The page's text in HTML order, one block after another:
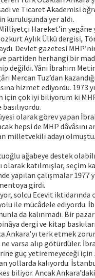
ve Ticaret Akademisi
kuruluşunda yer aldı.
Hareket’in yegâne
Aylık Ülkü dergisi,
Devlet gazetesi
partiden herhangi bir
değildi. Yâni İbrahim
Mercan Tuz’dan
hizmet ediyordu. 1973
çok iyi biliyorum ki
olarak görev yapan
hepsi de MHP dâvâsını
milletvekili adayı
ağabeye destek
katılmışlar, seçim
yapılan çalışmalar 1977
girdi.
solcu Ecevit
ile mücâdele ediyordu.
da kalınmadı. Bir
dergi ve kitap
terk etmek
varsa alıp götürdüler.
güç yetiremeyeceği için
yollarda kalıyordu.
biliyor. Ancak